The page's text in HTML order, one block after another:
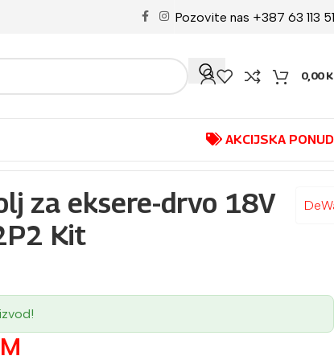
Pozovite nas +387 63 113
0,00
AKCIJSKA
za eksere-drvo 18V
Kit